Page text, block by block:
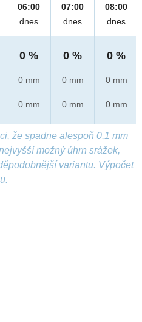
06:00
dnes
0 %
0 mm
0 mm
07:00
dnes
0 %
0 mm
0 mm
08:00
dnes
0 %
0 mm
0 mm
že spadne alespoň 0,1 mm
možný úhrn srážek,
variantu. Výpočet